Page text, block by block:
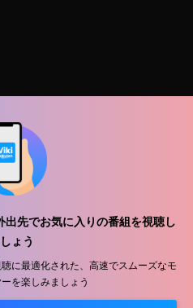
先でお気に入りの番組を視聴し
ょう
に最適化された、高速でスムーズなモ
を楽しみましょう